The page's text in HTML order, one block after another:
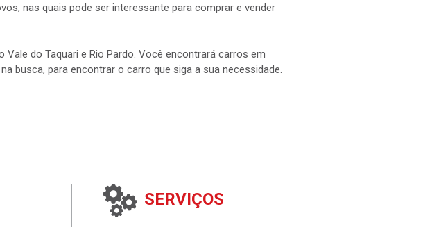
nas quais pode ser interessante para comprar e vender
do Taquari e Rio Pardo. Você encontrará carros em
busca, para encontrar o carro que siga a sua necessidade.
SERVIÇOS